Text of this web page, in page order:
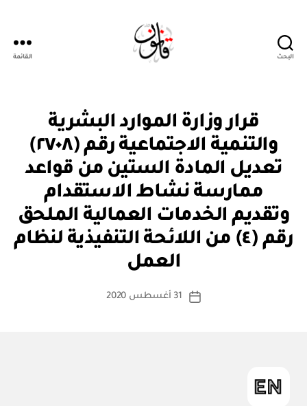
البحث القائمة
التصنيفاتقرار وزارة الموارد البشرية
والتنمية الاجتماعية رقم (٢٧٠٨)
تعديل المادة الستين من قواعد
ممارسة نشاط الاستقدام
وتقديم الخدمات العمالية الملحق
رقم (٤) من اللائحة التنفيذية لنظام
العمل
كاتب
بو
س
ة
تاريخ
31 أغسطس 2020